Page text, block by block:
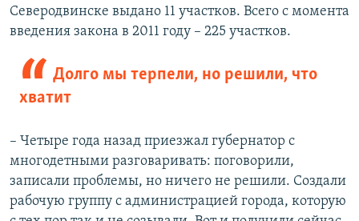
Северодвинске выдано 11 участков. Всего с момента
введения закона в 2011 году – 225 участков.
Долго мы терпели, но решили, что
хватит
– Четыре года назад приезжал губернатор с
многодетными разговаривать: поговорили,
записали проблемы, но ничего не решили. Создали
рабочую группу с администрацией города, которую